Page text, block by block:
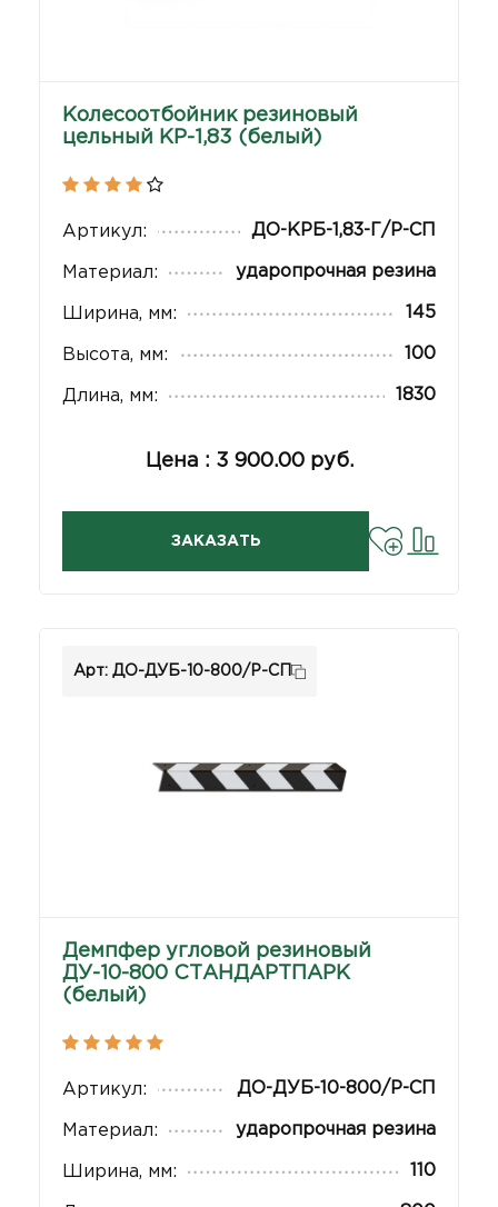
Колесоотбойник резиновый
цельный КР-1,83 (белый)
Артикул: ДО-КРБ-1,83-Г/Р-СП
Материал: ударопрочная резина
Ширина, мм: 145
Высота, мм: 100
Длина, мм: 1830
Цена : 3 900.00 руб.
ЗАКАЗАТЬ
Арт: ДО-ДУБ-10-800/Р-СП
Демпфер угловой резиновый
ДУ-10-800 СТАНДАРТПАРК
(белый)
Артикул: ДО-ДУБ-10-800/Р-СП
Материал: ударопрочная резина
Ширина, мм: 110